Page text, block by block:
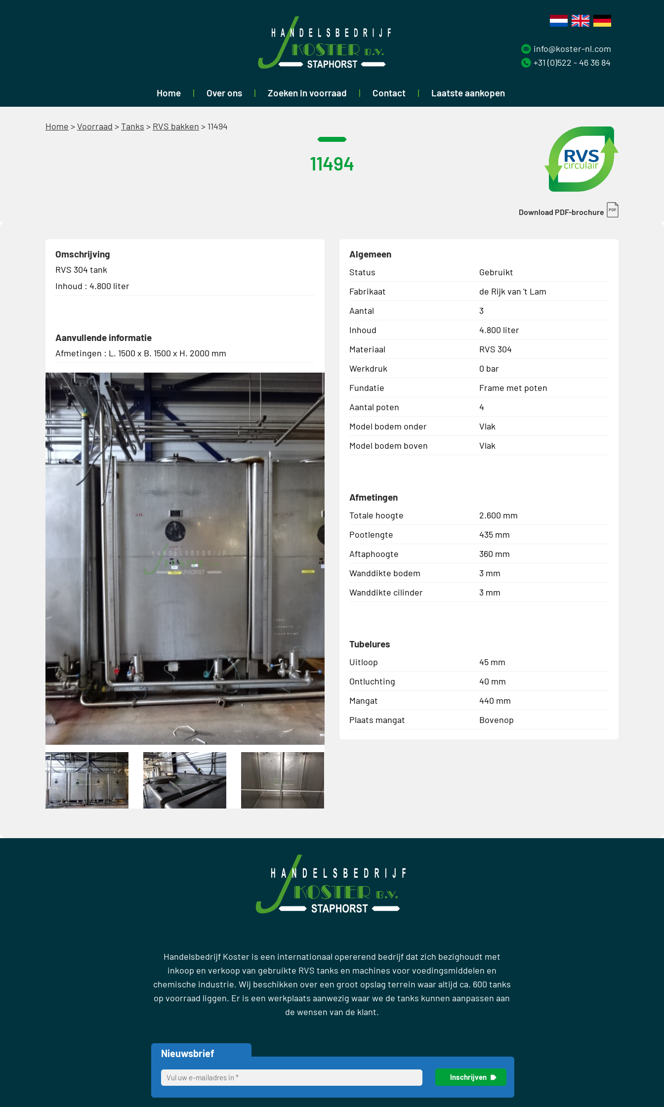
Home Over ons Zoeken in voorraad Contact Laatste aankopen
info@koster-nl.com
+31 (0)522 - 46 36 84
Home >Voorraad >Tanks > RVS bakken > 11494
11494
Download PDF-brochure
Omschrijving
RVS 304 tank
Inhoud : 4.800 liter
Aanvullende informatie
Afmetingen : L. 1500 x B. 1500 x H. 2000 mm
Algemeen
Status
Gebruikt
Fabrikaat
de Rijk van 't Lam
Aantal
3
Inhoud
4.800 liter
Materiaal
RVS 304
Werkdruk
0 bar
Fundatie
Frame met poten
Aantal poten
4
Model bodem onder
Vlak
Model bodem boven
Vlak
Afmetingen
Totale hoogte
2.600 mm
Pootlengte
435 mm
Aftaphoogte
360 mm
Wanddikte bodem
3 mm
Wanddikte cilinder
3 mm
Tubelures
Uitloop
45 mm
Ontluchting
40 mm
Mangat
440 mm
Plaats mangat
Bovenop
Handelsbedrijf Koster is een internationaal opererend bedrijf dat zich bezighoudt met
inkoop en verkoop van gebruikte RVS tanks en machines voor voedingsmiddelen en
chemische industrie. Wij beschikken over een groot opslag terrein waar altijd ca. 600 tanks
op voorraad liggen. Er is een werkplaats aanwezig waar we de tanks kunnen aanpassen aan
de wensen van de klant.
Nieuwsbrief